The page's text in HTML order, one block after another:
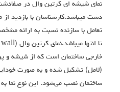
نمای شیشه ای کرتین وال در
دشت میباشد.کارشناسان با بازدید
تعامل با سازنده نسبت به ارائه
خارجی ساختمان است که از شیشه و
(لامل) تشکیل شده و به صورت
ساختمان نصب می‌شود. این نوع نما